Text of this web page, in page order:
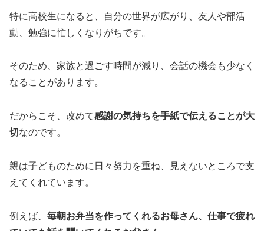
特に高校生になると、自分の世界が広がり、友人や部活
動、勉強に忙しくなりがちです。
そのため、家族と過ごす時間が減り、会話の機会も少なく
なることがあります。
だからこそ、改めて感謝の気持ちを手紙で伝えることが大
切 なのです。
親は子どものために日々努力を重ね、見えないところで支
えてくれています。
例えば、 毎朝お弁当を作ってくれるお母さん、仕事で疲れ